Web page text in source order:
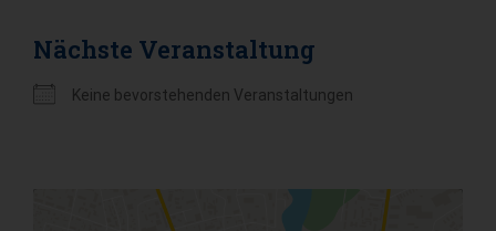
Nächste Veranstaltung
Keine bevorstehenden Veranstaltungen